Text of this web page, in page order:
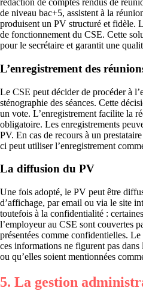
rédaction de comptes rendus de
de niveau bac+5, assistent à la
produisent un PV structuré et fidèle.
de fonctionnement du CSE. Cette
pour le secrétaire et garantit une
L’enregistrement des
Le CSE peut décider de procéder à
sténographie des séances. Cette
un vote. L’enregistrement facilite la
obligatoire. Les enregistrements
PV. En cas de recours à un
ci peut utiliser l’enregistrement
La diffusion du PV
Une fois adopté, le PV peut être
d’affichage, par email ou via le site
toutefois à la confidentialité :
l’employeur au CSE sont couvertes
présentées comme confidentielles.
ces informations ne figurent pas
ou qu’elles soient mentionnées
5. La gestion